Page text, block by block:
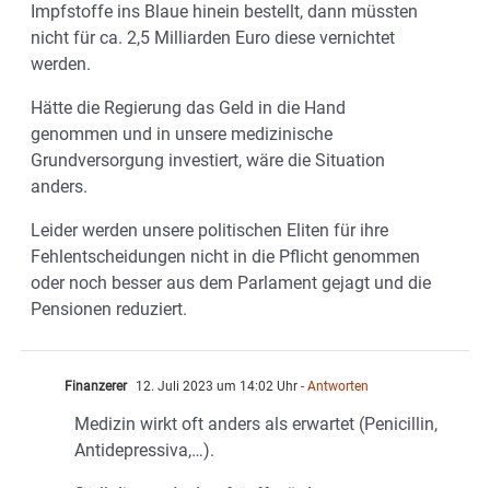
Impfstoffe ins Blaue hinein bestellt, dann müssten
nicht für ca. 2,5 Milliarden Euro diese vernichtet
werden.
Hätte die Regierung das Geld in die Hand
genommen und in unsere medizinische
Grundversorgung investiert, wäre die Situation
anders.
Leider werden unsere politischen Eliten für ihre
Fehlentscheidungen nicht in die Pflicht genommen
oder noch besser aus dem Parlament gejagt und die
Pensionen reduziert.
Finanzerer 12. Juli 2023 um 14:02 Uhr - Antworten
Medizin wirkt oft anders als erwartet (Penicillin,
Antidepressiva,…).